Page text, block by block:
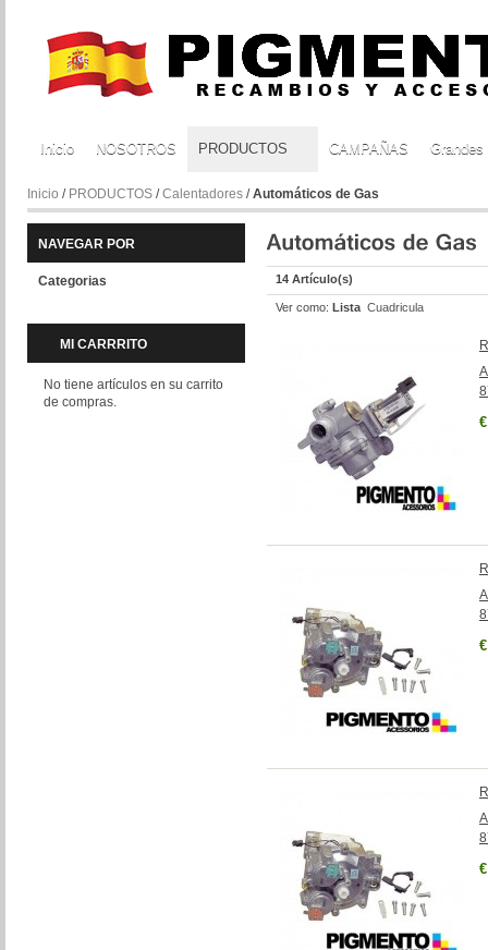
Inicio NOSOTROS PRODUCTOS CAMPAÑAS
Inicio / PRODUCTOS /Calentadores /Automáticos de Gas
NAVEGAR POR
Categorias
MI CARRRITO
No tiene artículos en su carrito
de compras.
14 Artículo(s)
Ver como: Lista Cuadricula